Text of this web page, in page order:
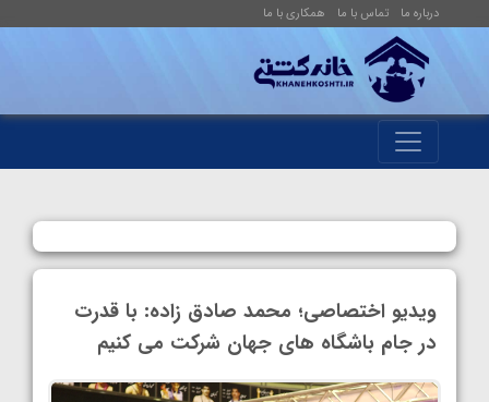
درباره ما تماس با ما همکاری با ما
ویدیو اختصاصی؛ محمد صادق زاده: با قدرت
در جام باشگاه های جهان شرکت می کنیم